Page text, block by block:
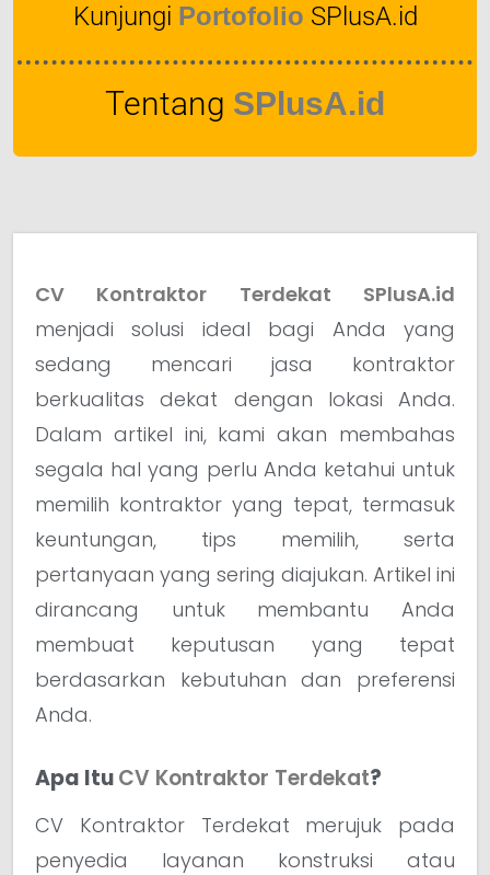
Kunjungi Portofolio SPlusA.id
Tentang SPlusA.id
CV Kontraktor Terdekat SPlusA.id
menjadi solusi ideal bagi Anda yang
sedang mencari jasa kontraktor
berkualitas dekat dengan lokasi Anda.
Dalam artikel ini, kami akan membahas
segala hal yang perlu Anda ketahui untuk
memilih kontraktor yang tepat, termasuk
keuntungan, tips memilih, serta
pertanyaan yang sering diajukan. Artikel ini
dirancang untuk membantu Anda
membuat keputusan yang tepat
berdasarkan kebutuhan dan preferensi
Anda.
Apa ItuCV Kontraktor Terdekat?
CV Kontraktor Terdekat merujuk pada
penyedia layanan konstruksi atau